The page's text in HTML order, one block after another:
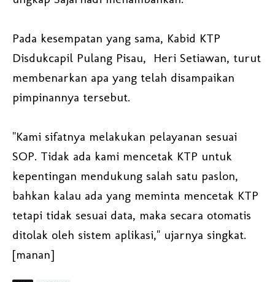
Pada kesempatan yang sama, Kabid KTP
Disdukcapil Pulang Pisau, Heri Setiawan, turut
membenarkan apa yang telah disampaikan
pimpinannya tersebut.
"Kami sifatnya melakukan pelayanan sesuai
SOP. Tidak ada kami mencetak KTP untuk
kepentingan mendukung salah satu paslon,
bahkan kalau ada yang meminta mencetak KTP
tetapi tidak sesuai data, maka secara otomatis
ditolak oleh sistem aplikasi," ujarnya singkat.
[manan]